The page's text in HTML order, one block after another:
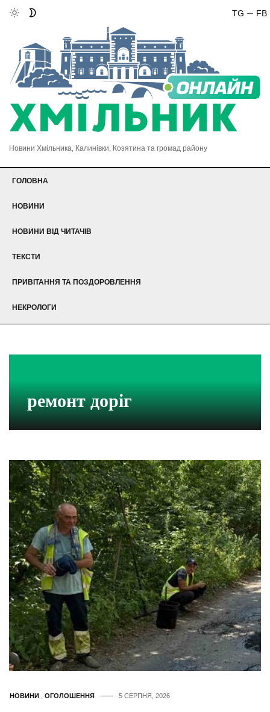
FB
TG
Новини Хмільника, Калинівки, Козятина та громад району
ГОЛОВНА
НОВИНИ
НОВИНИ ВІД ЧИТАЧІВ
ТЕКСТИ
ПРИВІТАННЯ ТА ПОЗДОРОВЛЕННЯ
НЕКРОЛОГИ
ремонт доріг
НОВИНИ ОГОЛОШЕННЯ 5 СЕРПНЯ, 2026